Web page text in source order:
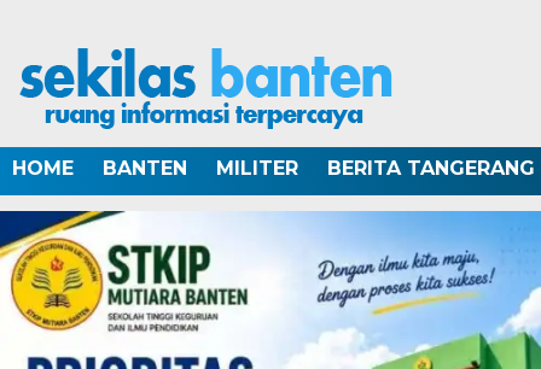
HOME BANTEN MILITER BERITA TANGERANG